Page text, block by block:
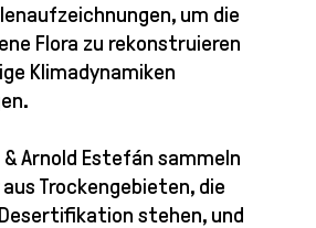
um die
Flora zu rekonstruieren
Klimadynamiken
& Arnold Estefán sammeln
Trockengebieten, die
stehen, und